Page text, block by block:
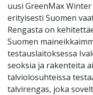
uusi GreenMax
erityisesti Suomen
Rengasta on
Suomen
testauslaitoksessa
seoksia ja rakenteita
talviolosuhteissa
talvirengas, joka